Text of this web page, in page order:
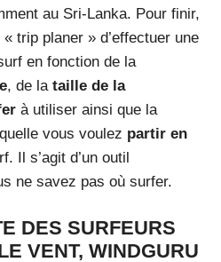
au Sri-Lanka. Pour finir,
trip planer » d’effectuer une
en fonction de la
, de la taille de la
à utiliser ainsi que la
vous voulez partir en
Il s’agit d’un outil
ne savez pas où surfer.
DES SURFEURS
VENT, WINDGURU